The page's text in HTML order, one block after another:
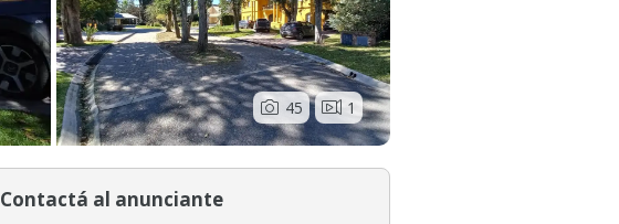
45 1
Contactá al anunciante